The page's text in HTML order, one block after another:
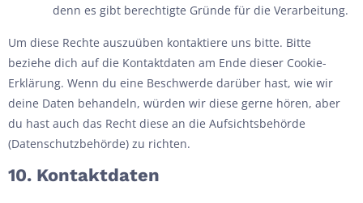
denn es gibt berechtigte Gründe für die Verarbeitung.
Um diese Rechte auszuüben kontaktiere uns bitte. Bitte
beziehe dich auf die Kontaktdaten am Ende dieser Cookie-
Erklärung. Wenn du eine Beschwerde darüber hast, wie wir
deine Daten behandeln, würden wir diese gerne hören, aber
du hast auch das Recht diese an die Aufsichtsbehörde
(Datenschutzbehörde) zu richten.
10. Kontaktdaten